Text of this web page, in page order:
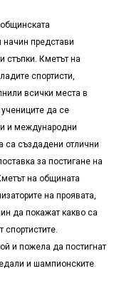
начин представи
стъпки. Кметът на
спортисти,
всички места в
да се
и международни
са създадени отлични
за постигане на
на общината
на проявата,
да покажат какво са
спортистите.
и пожела да постигнат
и шампионските